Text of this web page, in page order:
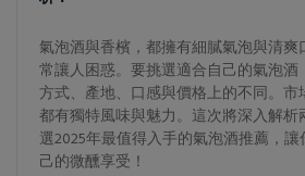
氣泡酒與香檳，都擁有細膩氣泡與清
常讓人困惑。要挑選適合自己的氣泡
方式、產地、口感與價格上的不同。
都有獨特風味與魅力。這次將深入解
選2025年最值得入手的氣泡酒推薦，
己的微醺享受！